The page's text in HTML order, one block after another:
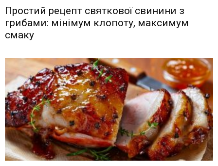
Простий рецепт святкової свинини з
грибами: мінімум клопоту, максимум
смаку